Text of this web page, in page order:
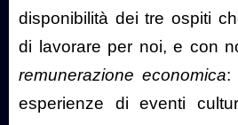
disponibilità dei tre ospiti
di lavorare per noi, e con
remunerazione economica:
esperienze di eventi